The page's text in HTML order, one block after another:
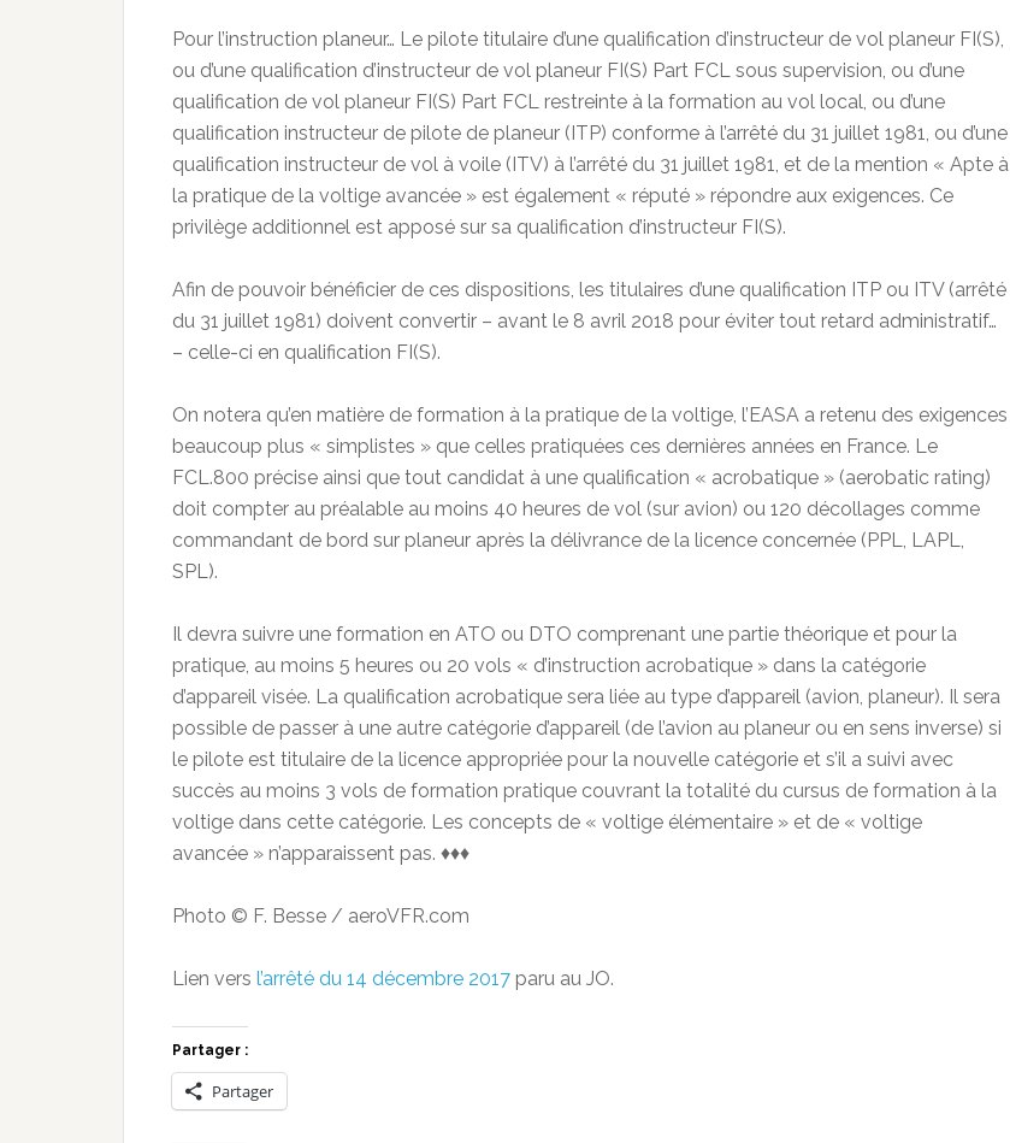
Pour l’instruction planeur… Le pilote titulaire d’une qualification d’instructeur de vol planeur FI(S),
ou d’une qualification d’instructeur de vol planeur FI(S) Part FCL sous supervision, ou d’une
qualification de vol planeur FI(S) Part FCL restreinte à la formation au vol local, ou d’une
qualification instructeur de pilote de planeur (ITP) conforme à l’arrêté du 31 juillet 1981, ou d’une
qualification instructeur de vol à voile (ITV) à l’arrêté du 31 juillet 1981, et de la mention « Apte à
la pratique de la voltige avancée » est également « réputé » répondre aux exigences. Ce
privilège additionnel est apposé sur sa qualification d’instructeur FI(S).
Afin de pouvoir bénéficier de ces dispositions, les titulaires d’une qualification ITP ou ITV (arrêté
du 31 juillet 1981) doivent convertir – avant le 8 avril 2018 pour éviter tout retard administratif…
– celle-ci en qualification FI(S).
On notera qu’en matière de formation à la pratique de la voltige, l’EASA a retenu des exigences
beaucoup plus « simplistes » que celles pratiquées ces dernières années en France. Le
FCL.800 précise ainsi que tout candidat à une qualification « acrobatique » (aerobatic rating)
doit compter au préalable au moins 40 heures de vol (sur avion) ou 120 décollages comme
commandant de bord sur planeur après la délivrance de la licence concernée (PPL, LAPL,
SPL).
Il devra suivre une formation en ATO ou DTO comprenant une partie théorique et pour la
pratique, au moins 5 heures ou 20 vols « d’instruction acrobatique » dans la catégorie
d’appareil visée. La qualification acrobatique sera liée au type d’appareil (avion, planeur). Il sera
possible de passer à une autre catégorie d’appareil (de l’avion au planeur ou en sens inverse) si
le pilote est titulaire de la licence appropriée pour la nouvelle catégorie et s’il a suivi avec
succès au moins 3 vols de formation pratique couvrant la totalité du cursus de formation à la
voltige dans cette catégorie. Les concepts de « voltige élémentaire » et de « voltige
avancée » n’apparaissent pas. ♦♦♦
Photo © F. Besse / aeroVFR.com
Lien vers l’arrêté du 14 décembre 2017 paru au JO.
Partager :
Partager